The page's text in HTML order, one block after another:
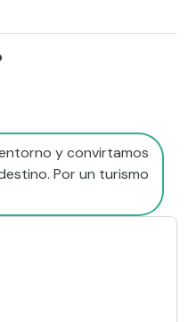
y convirtamos
Por un turismo